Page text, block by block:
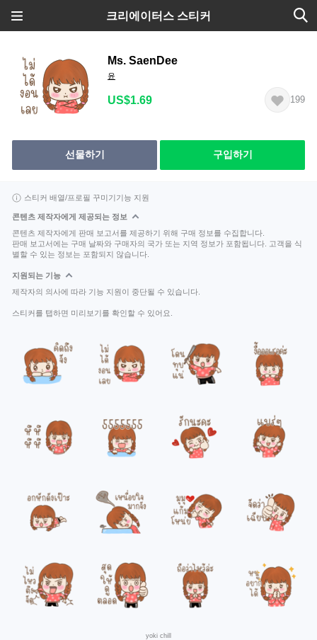
크리에이터스 스티커
Ms. SaenDee
윤
US$1.69 199
선물하기 구입하기
스티커 배열/프로필 꾸미기기능 지원
콘텐츠 제작자에게 제공되는 정보
콘텐츠 제작자에게 판매 보고서를 제공하기 위해 구매 정보를 수집합니다.
판매 보고서에는 구매 날짜와 구매자의 국가 또는 지역 정보가 포함됩니다. 고객을 식
별할 수 있는 정보는 포함되지 않습니다.
지원되는 기능
제작자의 의사에 따라 기능 지원이 중단될 수 있습니다.
스티커를 탭하면 미리보기를 확인할 수 있어요.
yoki chill